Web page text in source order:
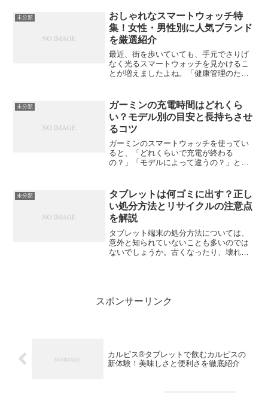
遅延が気になる」「予備のイヤホンが欲
しい」って人も多いは...
未分類
おしゃれなスマートウォッチ特
集！女性・男性別に人気ブランド
を厳選紹介
最近、街を歩いていても、手元でさりげ
なく光るスマートウォッチを見かけるこ
とが増えましたよね。「健康管理のため
今のスマートウォッチは、もはや“機能性
だけのガジェット”ではな...
未分類
ガーミンの充電時間はどれくら
い？モデル別の目安と長持ちさせ
るコツ
ガーミンのスマートウォッチを使ってい
ると、「どれくらいで充電が終わる
の？」「モデルによって違うの？」と気
う人にとっては、バッテリーの持ちは重
要なポイントです。この記事で...
未分類
タブレットは何ゴミに出す？正し
い処分方法とリサイクルの注意点
を解説
タブレット端末の処分方法については、
意外と知られていないことも多いのでは
ないでしょうか。古くなったり、壊れて
スポンサーリンク
カルピス®タブレットで飲むカルピスの
新体験！美味しさと便利さを徹底紹介